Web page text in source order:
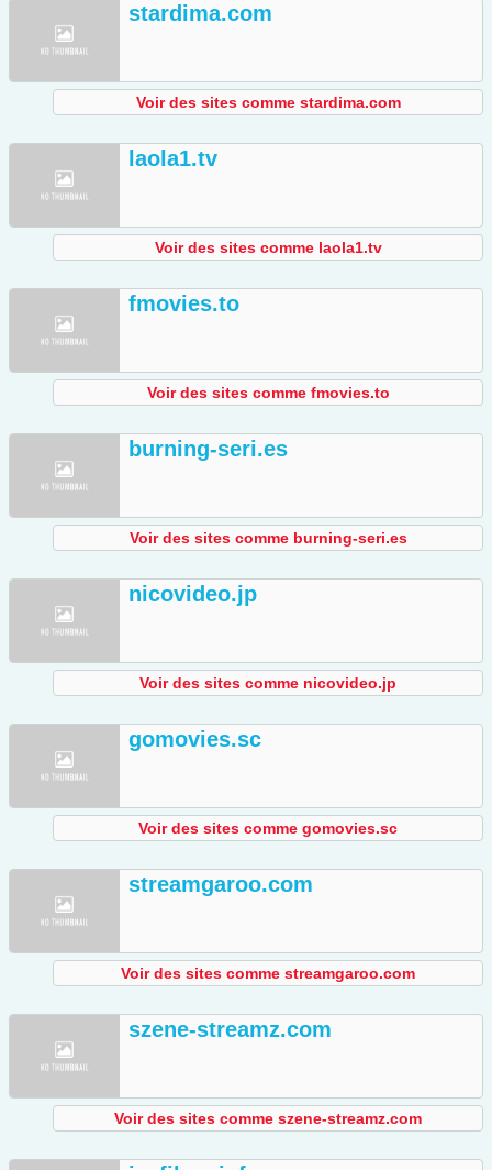
stardima.com
Voir des sites comme stardima.com
laola1.tv
Voir des sites comme laola1.tv
fmovies.to
Voir des sites comme fmovies.to
burning-seri.es
Voir des sites comme burning-seri.es
nicovideo.jp
Voir des sites comme nicovideo.jp
gomovies.sc
Voir des sites comme gomovies.sc
streamgaroo.com
Voir des sites comme streamgaroo.com
szene-streamz.com
Voir des sites comme szene-streamz.com